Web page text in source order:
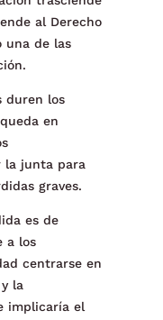
al Derecho
una de las
duren los
en
la junta para
graves.
es de
a los
centrarse en
la
implicaría el